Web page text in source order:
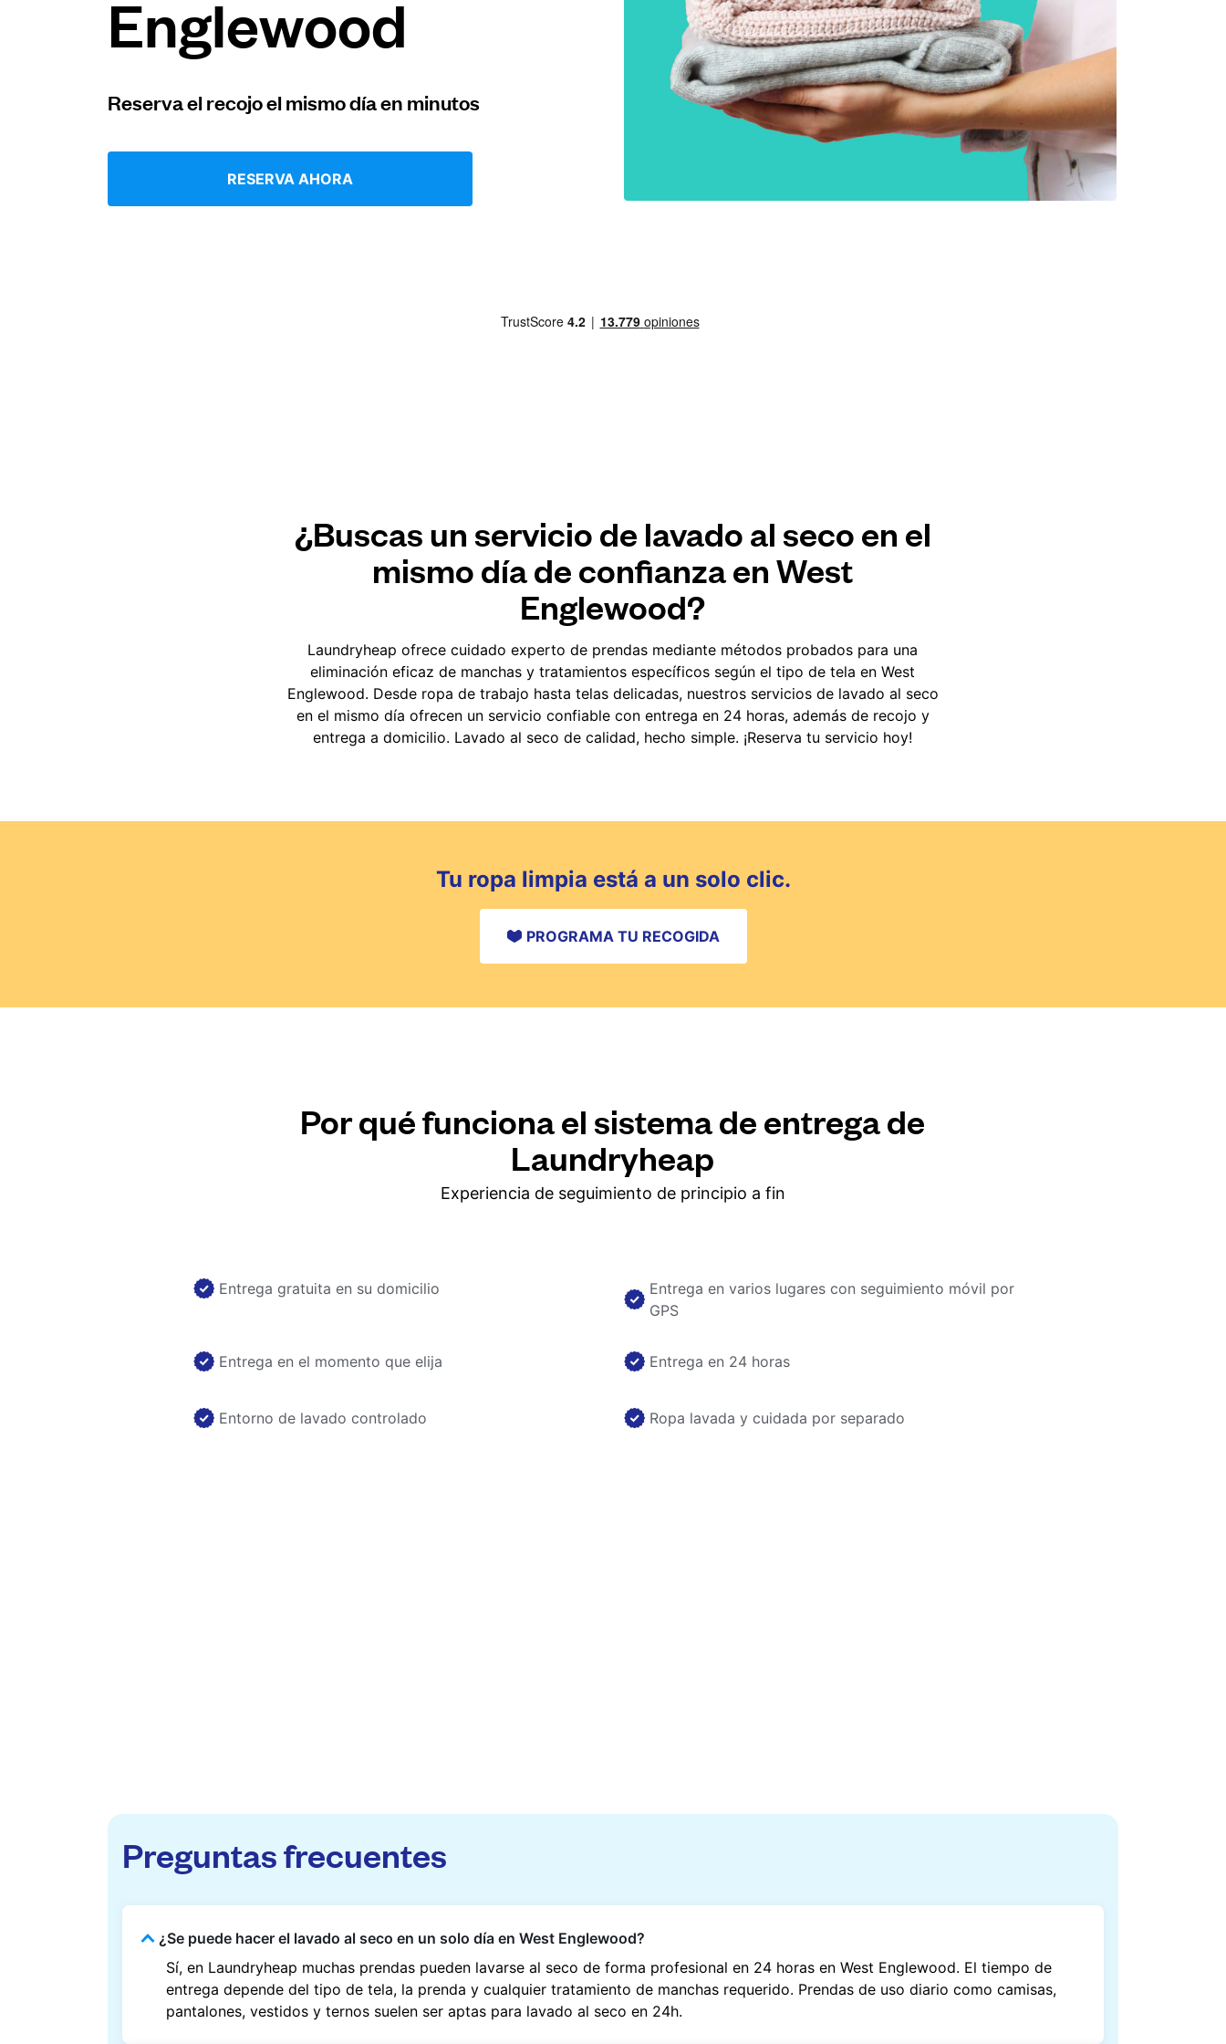
Iniciar sesión
Descarga nuestra app
Englewood
Reserva el recojo el mismo día en minutos
RESERVA AHORA
¿Buscas un servicio de lavado al seco en el
mismo día de confianza en West
Englewood?
Laundryheap ofrece cuidado experto de prendas mediante métodos probados para una
eliminación eficaz de manchas y tratamientos específicos según el tipo de tela en West
Englewood. Desde ropa de trabajo hasta telas delicadas, nuestros servicios de lavado al seco
en el mismo día ofrecen un servicio confiable con entrega en 24 horas, además de recojo y
entrega a domicilio. Lavado al seco de calidad, hecho simple. ¡Reserva tu servicio hoy!
Tu ropa limpia está a un solo clic.
PROGRAMA TU RECOGIDA
Por qué funciona el sistema de entrega de
Laundryheap
Experiencia de seguimiento de principio a fin
Entrega gratuita en su domicilio
Entrega en varios lugares con seguimiento móvil por
GPS
Entrega en el momento que elija Entrega en 24 horas
Entorno de lavado controlado Ropa lavada y cuidada por separado
Preguntas frecuentes
¿Se puede hacer el lavado al seco en un solo día en West Englewood?
Sí, en Laundryheap muchas prendas pueden lavarse al seco de forma profesional en 24 horas en West Englewood. El tiempo de
entrega depende del tipo de tela, la prenda y cualquier tratamiento de manchas requerido. Prendas de uso diario como camisas,
pantalones, vestidos y ternos suelen ser aptas para lavado al seco en 24h.